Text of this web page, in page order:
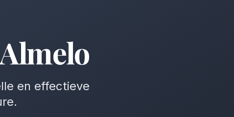
Almelo
en effectieve